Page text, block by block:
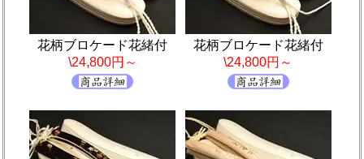
花柄ブロケード花緒付
\24,800円～
花柄ブロケード花緒付
\24,800円～